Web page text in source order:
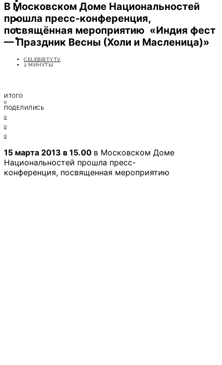
МОДА
ЛИЧНОСТЬ
ОТДЫХ
СОВЕТЫ ЭКСПЕРТОВ
В Московском Доме Национальностей
прошла пресс-конференция,
посвящённая мероприятию «Индия фест
— Праздник Весны (Холи и Масленица)»
CELEBRITYTV
2 МИНУТЫ
ИТОГО
0
ПОДЕЛИЛИСЬ
0
0
0
15 марта 2013 в 15.00 в Московском Доме
Национальностей прошла пресс-
конференция, посвященная мероприятию